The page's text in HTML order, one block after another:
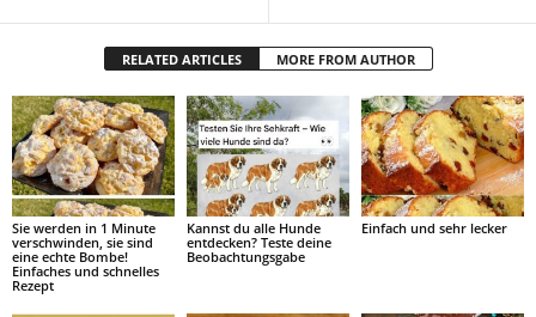
RELATED ARTICLES MORE FROM AUTHOR
Sie werden in 1 Minute
verschwinden, sie sind
eine echte Bombe!
Einfaches und schnelles
Rezept
Kannst du alle Hunde
entdecken? Teste deine
Beobachtungsgabe
Einfach und sehr lecker